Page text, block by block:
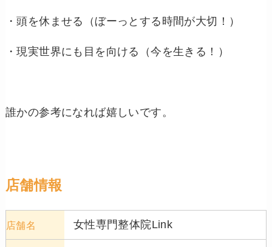
・頭を休ませる（ぼーっとする時間が大切！）
・現実世界にも目を向ける（今を生きる！）
誰かの参考になれば嬉しいです。
店舗情報
店舗名 女性専門整体院Link